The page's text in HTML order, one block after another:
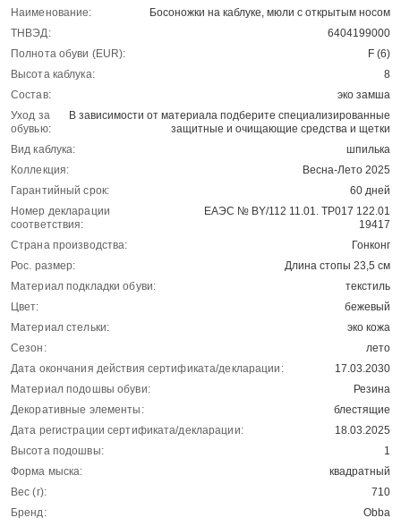
Наименование:
Босоножки на каблуке, мюли с открытым носом
ТНВЭД:
6404199000
Полнота обуви (EUR):
F (6)
Высота каблука:
8
Состав:
эко замша
Уход за
обувью:
В зависимости от материала подберите специализированные
защитные и очищающие средства и щетки
Вид каблука:
шпилька
Коллекция:
Весна-Лето 2025
Гарантийный срок:
60 дней
Номер декларации
соответствия:
ЕАЭС № BY/112 11.01. ТР017 122.01
19417
Страна производства:
Гонконг
Рос. размер:
Длина стопы 23,5 см
Материал подкладки обуви:
текстиль
Цвет:
бежевый
Материал стельки:
эко кожа
Сезон:
лето
Дата окончания действия сертификата/декларации:
17.03.2030
Материал подошвы обуви:
Резина
Декоративные элементы:
блестящие
Дата регистрации сертификата/декларации:
18.03.2025
Высота подошвы:
1
Форма мыска:
квадратный
Вес (г):
710
Бренд:
Obba